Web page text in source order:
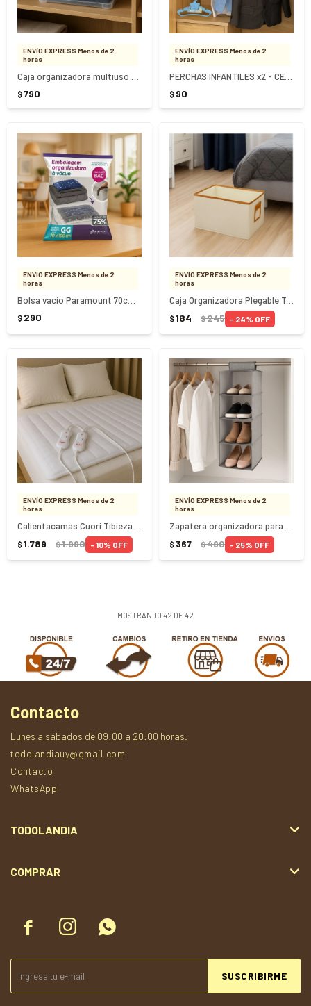
ENVÍO EXPRESS Menos de 2
horas
$790
ENVÍO EXPRESS Menos de 2
horas
$ 90
ENVÍO EXPRESS Menos de 2
horas
$ 290
ENVÍO EXPRESS Menos de 2
horas
$184 $245 24
ENVÍO EXPRESS Menos de 2
horas
$1.789 $1.990 10
ENVÍO EXPRESS Menos de 2
horas
$ 367 $490 25
MOSTRANDO 42 DE 42
  
SUSCRIBIRME
Contacto
Lunes a sábados de 09:00 a 20:00 horas.
todolandiauy@gmail.com
Contacto
WhatsApp
TODOLANDIA
COMPRAR